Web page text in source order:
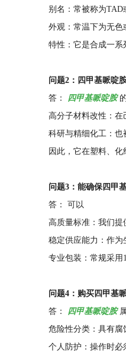
别名：常被称为TAD
外观：常温下为无色
特性：它是合成一系
问题2：四甲基哌啶
答： 四甲基哌啶胺
高分子材料改性：在
科研与精细化工：也
因此，它在塑料、化
问题3：能确保四甲
答： 可以
高质量标准：我们提
稳定供应能力：作为
专业包装：常规采用
问题4：购买四甲基
答： 四甲基哌啶胺
危险性分类：具有腐
个人防护：操作时必